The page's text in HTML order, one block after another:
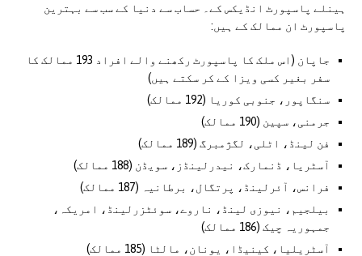
ہینلے پاسپورٹ انڈیکس کے۔ حساب سے دنیا کے سب سے بہترین
پاسپورٹ ان ممالک کے ہیں:
جاپان (اس ملک کا پاسپورٹ رکھنے والے افراد 193 ممالک کا
سفر بغیر کسی ویزا کے کر سکتے ہیں)
سنگاپور، جنوبی کوریا (192 ممالک)
جرمنی، سپین (190 ممالک)
فن لینڈ، اٹلی، لگژمبرگ (189 ممالک)
آسٹریا، ڈنمارک، نیدرلینڈز، سویڈن (188 ممالک)
فرانس، آئرلینڈ، پرتگال، برطانیہ (187 ممالک)
بیلجیم، نیوزی لینڈ، ناروے، سوئٹزرلینڈ، امریکہ،
جمہوریہ چیک (186 ممالک)
آسٹریلیا، کینیڈا، یونان، مالٹا (185 ممالک)